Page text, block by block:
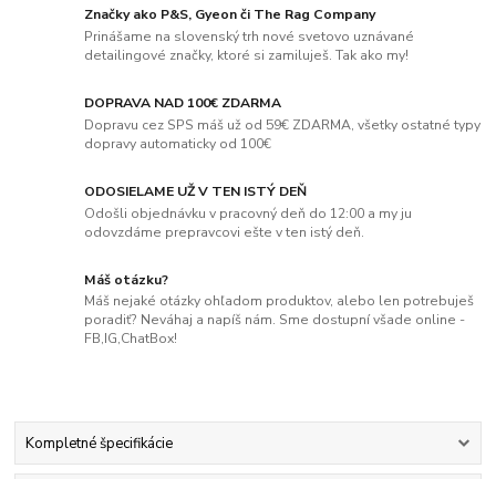
Značky ako P&S, Gyeon či The Rag Company
Prinášame na slovenský trh nové svetovo uznávané
detailingové značky, ktoré si zamiluješ. Tak ako my!
DOPRAVA NAD 100€ ZDARMA
Dopravu cez SPS máš už od 59€ ZDARMA, všetky ostatné typy
dopravy automaticky od 100€
ODOSIELAME UŽ V TEN ISTÝ DEŇ
Odošli objednávku v pracovný deň do 12:00 a my ju
odovzdáme prepravcovi ešte v ten istý deň.
Máš otázku?
Máš nejaké otázky ohľadom produktov, alebo len potrebuješ
poradiť? Neváhaj a napíš nám. Sme dostupní všade online -
FB,IG,ChatBox!
Kompletné špecifikácie